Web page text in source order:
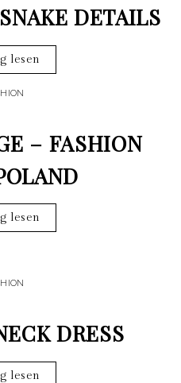
DETAILS
lesen
– FASHION
lesen
DRESS
lesen